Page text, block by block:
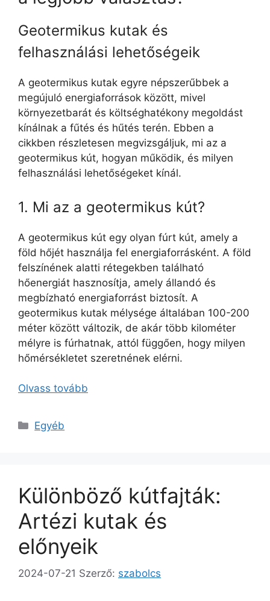
Geotermikus kutak és
felhasználási lehetőségeik
A geotermikus kutak egyre népszerűbbek a
megújuló energiaforrások között, mivel
környezetbarát és költséghatékony megoldást
kínálnak a fűtés és hűtés terén. Ebben a
cikkben részletesen megvizsgáljuk, mi az a
geotermikus kút, hogyan működik, és milyen
felhasználási lehetőségeket kínál.
1. Mi az a geotermikus kút?
A geotermikus kút egy olyan fúrt kút, amely a
föld hőjét használja fel energiaforrásként. A föld
felszínének alatti rétegekben található
hőenergiát hasznosítja, amely állandó és
megbízható energiaforrást biztosít. A
geotermikus kutak mélysége általában 100-200
méter között változik, de akár több kilométer
mélyre is fúrhatnak, attól függően, hogy milyen
hőmérsékletet szeretnének elérni.
Olvass tovább
Kategória
Egyéb
Különböző kútfajták:
Artézi kutak és
előnyeik
2024-07-21 Szerző: szabolcs